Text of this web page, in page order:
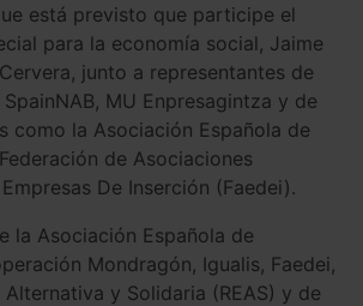
está previsto que participe el
para la economía social, Jaime
junto a representantes de
SpainNAB, MU Enpresagintza y de
como la Asociación Española de
de Asociaciones
De Inserción (Faedei).
la Asociación Española de
Mondragón, Igualis, Faedei,
y Solidaria (REAS) y de